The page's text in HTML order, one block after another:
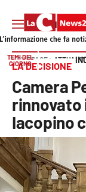
SEZIONI
Cronaca
Politica
Attualità
Vai
TEMI DEL
GIORNO
HOME PAGE
LA DECISIONE
Camera
rinnovato
Iacopino